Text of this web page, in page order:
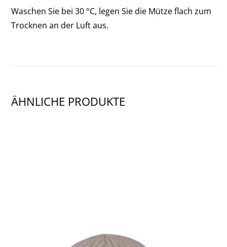
Waschen Sie bei 30 °C, legen Sie die Mütze flach zum
Trocknen an der Luft aus.
ÄHNLICHE PRODUKTE